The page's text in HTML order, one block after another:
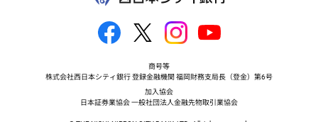
商号等
株式会社西日本シティ銀行 登録金融機関 福岡財務支局長（登金）第6号
加入協会
日本証券業協会 一般社団法人金融先物取引業協会